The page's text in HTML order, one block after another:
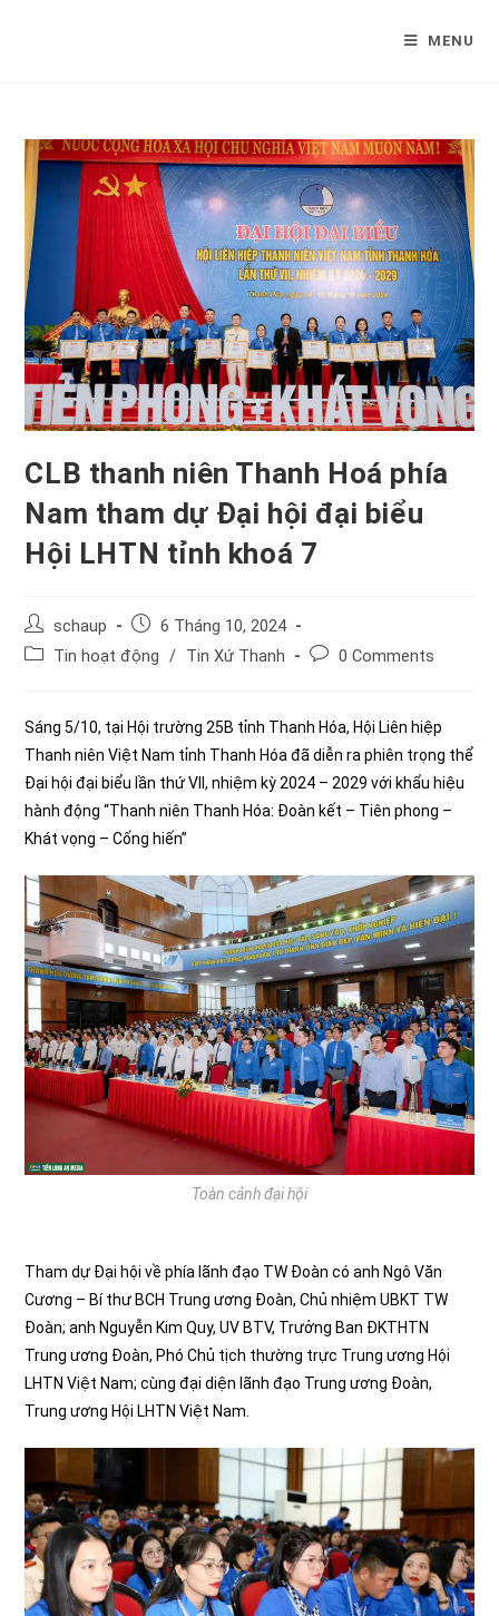
MENU
CLB thanh niên Thanh Hoá phía
Nam tham dự Đại hội đại biểu
Hội LHTN tỉnh khoá 7
Post
author:
schaup
Post
published:
6 Tháng 10, 2024
PostTin hoạt động / Tin Xứ Thanh
Post0 Comments
Sáng 5/10, tại Hội trường 25B tỉnh Thanh Hóa, Hội Liên hiệp
Thanh niên Việt Nam tỉnh Thanh Hóa đã diễn ra phiên trọng thể
Đại hội đại biểu lần thứ VII, nhiệm kỳ 2024 – 2029 với khẩu hiệu
hành động “Thanh niên Thanh Hóa: Đoàn kết – Tiên phong –
Khát vọng – Cống hiến”
Toàn cảnh đại hội
Tham dự Đại hội về phía lãnh đạo TW Đoàn có anh Ngô Văn
Cương – Bí thư BCH Trung ương Đoàn, Chủ nhiệm UBKT TW
Đoàn; anh Nguyễn Kim Quy, UV BTV, Trưởng Ban ĐKTHTN
Trung ương Đoàn, Phó Chủ tịch thường trực Trung ương Hội
LHTN Việt Nam; cùng đại diện lãnh đạo Trung ương Đoàn,
Trung ương Hội LHTN Việt Nam.